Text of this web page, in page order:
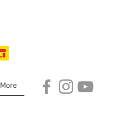
More